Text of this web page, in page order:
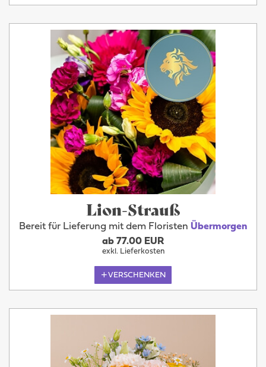
Lion-Strauß
Bereit für Lieferung mit dem Floristen Übermorgen
ab 77.00 EUR
exkl. Lieferkosten
VERSCHENKEN